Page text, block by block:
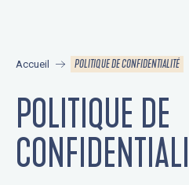
principal
Accueil POLITIQUE DE CONFIDENTIALITÉ
POLITIQUE DE